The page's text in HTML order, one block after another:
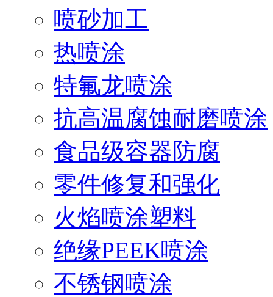
喷砂加工
热喷涂
特氟龙喷涂
抗高温腐蚀耐磨喷涂
食品级容器防腐
零件修复和强化
火焰喷涂塑料
绝缘PEEK喷涂
不锈钢喷涂